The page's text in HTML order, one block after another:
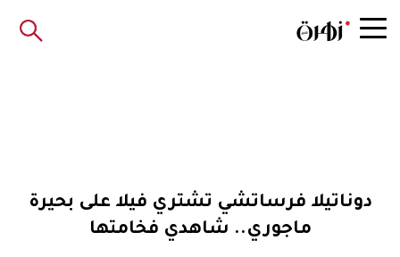
دوناتيلا فرساتشي تشتري فيلا على بحيرة
ماجوري.. شاهدي فخامتها